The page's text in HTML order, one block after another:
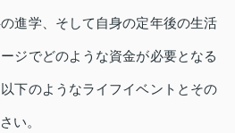
進学、そして自身の定年後の生活
ジでどのような資金が必要となる
下のようなライフイベントとその
い。